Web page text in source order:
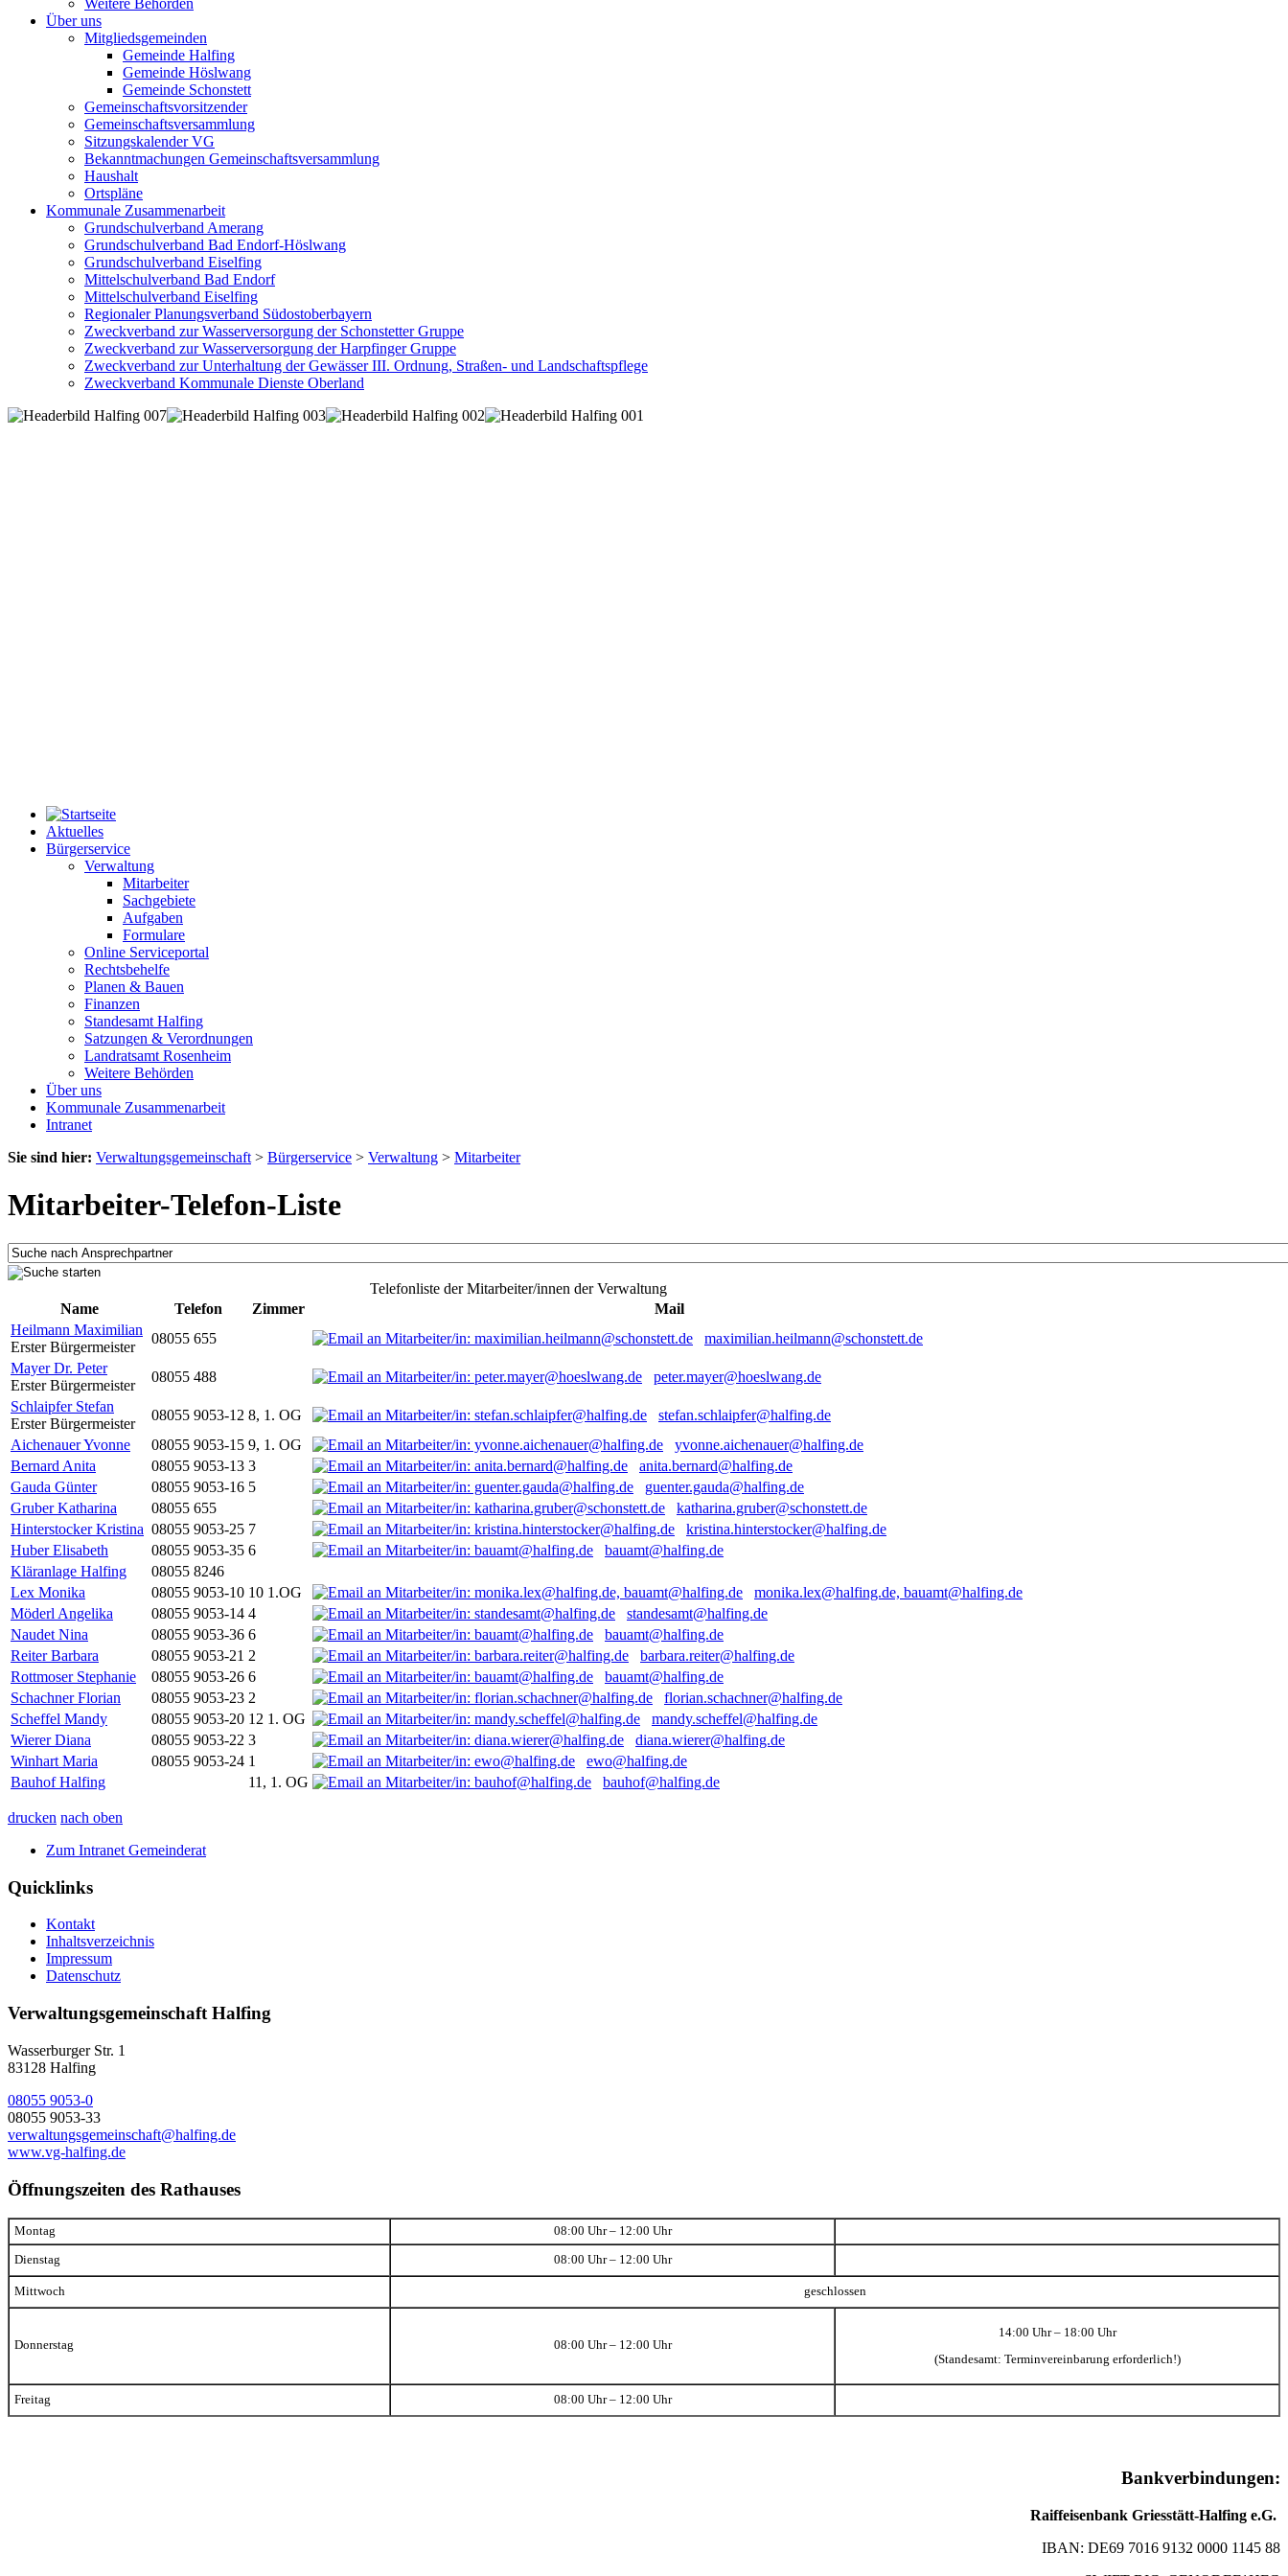
Weitere Behörden
Über uns
Mitgliedsgemeinden
Gemeinde Halfing
Gemeinde Höslwang
Gemeinde Schonstett
Gemeinschaftsvorsitzender
Gemeinschaftsversammlung
Sitzungskalender VG
Bekanntmachungen Gemeinschaftsversammlung
Haushalt
Ortspläne
Kommunale Zusammenarbeit
Grundschulverband Amerang
Grundschulverband Bad Endorf-Höslwang
Grundschulverband Eiselfing
Mittelschulverband Bad Endorf
Mittelschulverband Eiselfing
Regionaler Planungsverband Südostoberbayern
Zweckverband zur Wasserversorgung der Schonstetter Gruppe
Zweckverband zur Wasserversorgung der Harpfinger Gruppe
Zweckverband zur Unterhaltung der Gewässer III. Ordnung, Straßen- und Landschaftspflege
Zweckverband Kommunale Dienste Oberland
Aktuelles
Bürgerservice
Verwaltung
Mitarbeiter
Sachgebiete
Aufgaben
Formulare
Online Serviceportal
Rechtsbehelfe
Planen & Bauen
Finanzen
Standesamt Halfing
Satzungen & Verordnungen
Landratsamt Rosenheim
Weitere Behörden
Über uns
Kommunale Zusammenarbeit
Intranet
Sie sind hier: Verwaltungsgemeinschaft > Bürgerservice > Verwaltung > Mitarbeiter
Mitarbeiter-Telefon-Liste
Telefonliste der Mitarbeiter/innen der Verwaltung
Name
Telefon Zimmer
Mail
Heilmann Maximilian
Erster Bürgermeister
08055 655
maximilian.heilmann@schonstett.de
Mayer Dr. Peter
Erster Bürgermeister
08055 488
peter.mayer@hoeslwang.de
Schlaipfer Stefan
Erster Bürgermeister
08055 9053-12 8, 1. OG
stefan.schlaipfer@halfing.de
Aichenauer Yvonne
08055 9053-15 9, 1. OG
yvonne.aichenauer@halfing.de
Bernard Anita
08055 9053-13 3
anita.bernard@halfing.de
Gauda Günter
08055 9053-16 5
guenter.gauda@halfing.de
Gruber Katharina
08055 655
katharina.gruber@schonstett.de
Hinterstocker Kristina 08055 9053-25 7
kristina.hinterstocker@halfing.de
Huber Elisabeth
08055 9053-35 6
bauamt@halfing.de
Kläranlage Halfing
08055 8246
Lex Monika
08055 9053-10 10 1.OG
monika.lex@halfing.de, bauamt@halfing.de
Möderl Angelika
08055 9053-14 4
standesamt@halfing.de
Naudet Nina
08055 9053-36 6
bauamt@halfing.de
Reiter Barbara
08055 9053-21 2
barbara.reiter@halfing.de
Rottmoser Stephanie
08055 9053-26 6
bauamt@halfing.de
Schachner Florian
08055 9053-23 2
florian.schachner@halfing.de
Scheffel Mandy
08055 9053-20 12 1. OG
mandy.scheffel@halfing.de
Wierer Diana
08055 9053-22 3
diana.wierer@halfing.de
Winhart Maria
08055 9053-24 1
ewo@halfing.de
Bauhof Halfing
11, 1. OG bauhof@halfing.de
drucken nach oben
Zum Intranet Gemeinderat
Quicklinks
Kontakt
Inhaltsverzeichnis
Impressum
Datenschutz
Verwaltungsgemeinschaft Halfing
Wasserburger Str. 1
83128 Halfing
08055 9053-0
08055 9053-33
verwaltungsgemeinschaft@halfing.de
www.vg-halfing.de
Öffnungszeiten des Rathauses
Montag 08:00 Uhr – 12:00 Uhr
Dienstag 08:00 Uhr – 12:00 Uhr
Mittwoch geschlossen
Donnerstag 08:00 Uhr – 12:00 Uhr
14:00 Uhr – 18:00 Uhr
(Standesamt: Terminvereinbarung erforderlich!)
Freitag 08:00 Uhr – 12:00 Uhr
Bankverbindungen:
Raiffeisenbank Griesstätt-Halfing e.G.
IBAN: DE69 7016 9132 0000 1145 88